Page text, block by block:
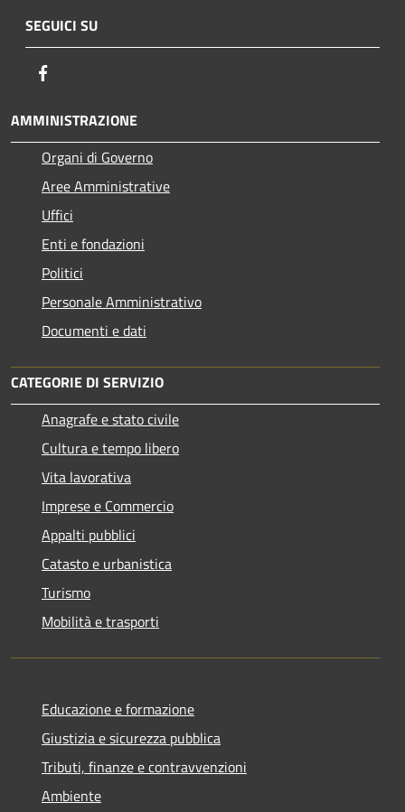
SEGUICI SU
AMMINISTRAZIONE
Organi di Governo
Aree Amministrative
Uffici
Enti e fondazioni
Politici
Personale Amministrativo
Documenti e dati
CATEGORIE DI SERVIZIO
Anagrafe e stato civile
Cultura e tempo libero
Vita lavorativa
Imprese e Commercio
Appalti pubblici
Catasto e urbanistica
Turismo
Mobilità e trasporti
Educazione e formazione
Giustizia e sicurezza pubblica
Tributi, finanze e contravvenzioni
Ambiente